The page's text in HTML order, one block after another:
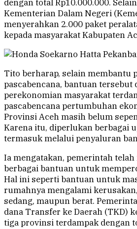
dengan total Rp10.000.000.
Kementerian Dalam Negeri
menyerahkan 2.000 paket
kepada masyarakat Kabupaten
Tito berharap, selain membantu
pascabencana, bantuan
perekonomian masyarakat
pascabencana pertumbuhan
Provinsi Aceh masih belum
Karena itu, diperlukan berbagai
termasuk melalui penyaluran
Ia mengatakan, pemerintah
berbagai bantuan untuk
Hal ini seperti bantuan untuk
rumahnya mengalami
sedang, maupun berat.
dana Transfer ke Daerah (TKD)
tiga provinsi terdampak dengan